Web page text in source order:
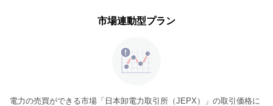
市場連動型プラン
電力の売買ができる市場「日本卸電力取引所（JEPX）」の取引価格に